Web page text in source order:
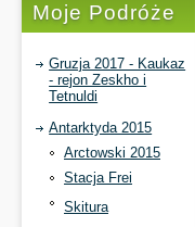
Moje Podróże
Gruzja 2017 - Kaukaz
- rejon Zeskho i
Tetnuldi
Antarktyda 2015
Arctowski 2015
Stacja Frei
Skitura